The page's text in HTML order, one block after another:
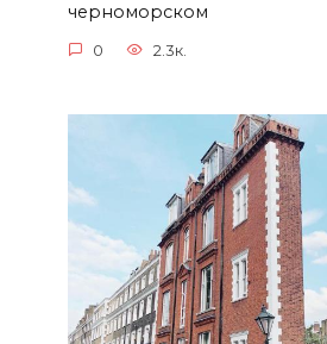
черноморском
0 2.3к.